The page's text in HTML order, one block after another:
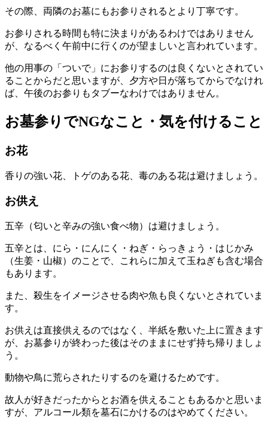
その際、両隣のお墓にもお参りされるとより丁寧です。
お参りされる時間も特に決まりがあるわけではありません
が、なるべく午前中に行くのが望ましいと言われています。
他の用事の「ついで」にお参りするのは良くないとされてい
ることからだと思いますが、夕方や日が落ちてからでなけれ
ば、午後のお参りもタブーなわけではありません。
お墓参りでNGなこと・気を付けること
お花
香りの強い花、トゲのある花、毒のある花は避けましょう。
お供え
五辛（匂いと辛みの強い食べ物）は避けましょう。
五辛とは、にら・にんにく・ねぎ・らっきょう・はじかみ
（生姜・山椒）のことで、これらに加えて玉ねぎも含む場合
もあります。
また、殺生をイメージさせる肉や魚も良くないとされていま
す。
お供えは直接供えるのではなく、半紙を敷いた上に置きます
が、お墓参りが終わった後はそのままにせず持ち帰りましょ
う。
動物や鳥に荒らされたりするのを避けるためです。
故人が好きだったからとお酒を供えることもあるかと思いま
すが、アルコール類を墓石にかけるのはやめてください。